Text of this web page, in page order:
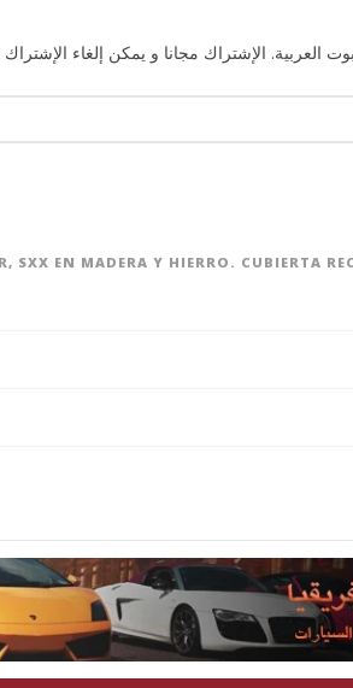
العربية. الإشتراك مجانا و يمكن إلغاء
SXX EN MADERA Y HIERRO. CUBIERTA